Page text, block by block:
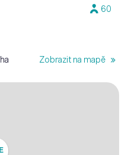
60
Zobrazit na mapě